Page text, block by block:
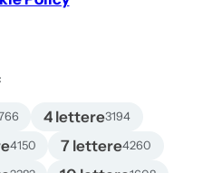
4 lettere3194
4150 7 lettere4260